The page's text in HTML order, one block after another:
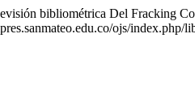
bibliométrica Del Fracking
ojs/index.php/